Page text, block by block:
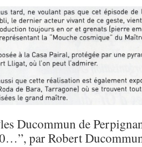
Ducommun de
par Robert